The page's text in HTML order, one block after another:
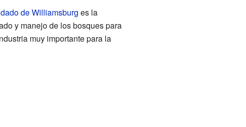
de Williamsburg es la
y manejo de los bosques para
muy importante para la